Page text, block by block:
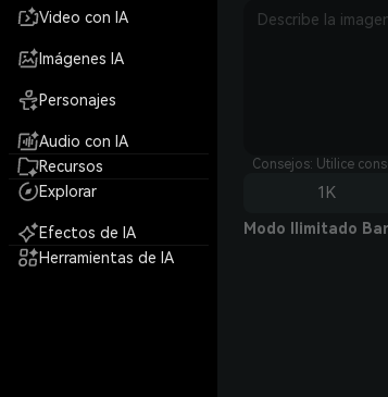
Video con IA
Imágenes IA
Personajes
Audio con IA
Recursos
Explorar
Efectos de IA
Herramientas de IA
Consejos: Utilice
1K
Modo Ilimitado